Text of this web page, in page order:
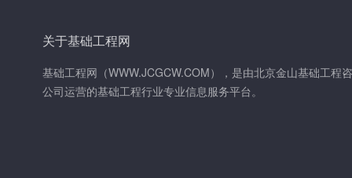
关于基础工程网
基础工程网（WWW.JCGCW.COM），是由北京金山基础工程
公司运营的基础工程行业专业信息服务平台。